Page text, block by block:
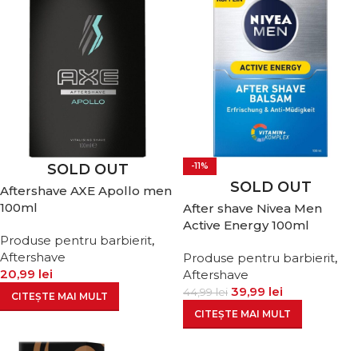
SOLD OUT
Aftershave AXE Apollo men
100ml
Produse pentru barbierit,
Aftershave
20,99 lei
CITEȘTE MAI MULT
-11%
SOLD OUT
After shave Nivea Men
Active Energy 100ml
Produse pentru barbierit,
Aftershave
44,99lei 39,99 lei
CITEȘTE MAI MULT